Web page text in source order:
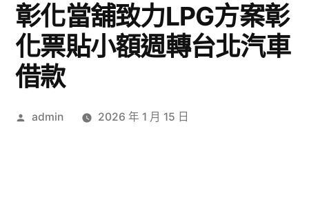
彰化當舖致力LPG方案彰
化票貼小額週轉台北汽車
借款
作
admin 2026 年 1 月 15 日